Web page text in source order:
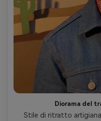
Diorama del
Stile di ritratto